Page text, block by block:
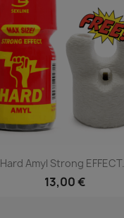
Hard Amyl Strong EFFECT...
13,00 €